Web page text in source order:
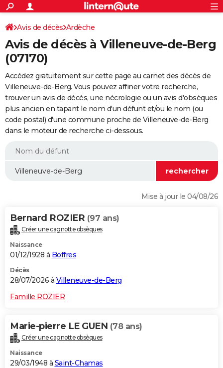
ACTUALITÉS
Politique
Société
Faits Divers
Education
Monde
Villes
+
SPORT
Coupe du monde 2026
Football
Tennis
Cyclisme
Rugby
Forum
FINANCE
Retraite
Impôts
Epargne
Immobilier
Risques naturels par ville
Banque
Assurance
Crédit
Essais
Réserver un essai
Citadines
Berlines
SUV
Forum auto
+
HIGH-TECH
Mobiles
Meilleur smartphone
Internet
Ordinateurs
Jeux vidéo
Guide high-tech
+
BRICOLAGE
Forum
Aménagement intérieur
Extérieur
Cuisine
Salle de bains
Jardinage
Rangement
WEEK-END
Guides de France
Escapades
Patrimoine
Expositions
Musées
Week-end nature
LIFESTYLE
Alimentation
Guide de la santé
Maladies
Médicaments
Sommeil
VOYAGE
Destinations
City break
Voyage nature
Voyage de noces
Forum
Climat
+PHOTO
GUIDES D'ACHAT
BONS PLANS
CARTE DE VOEUX
Dictionnaire
Biographies
Citations
Expressions
Proverbes
PROGRAMME TV
COPAINS D'AVANT
Avis de décès Ardèche
Avis de décès à Villeneuve-de-Berg
(07170)
Accédez gratuitement sur cette page au carnet des décès de
Villeneuve-de-Berg. Vous pouvez affiner votre recherche,
trouver un avis de décès, une nécrologie ou un avis d'obsèques
plus ancien en tapant le nom d'un défunt et/ou le nom (ou
code postal) d'une commune proche de Villeneuve-de-Berg
dans le moteur de recherche ci-dessous.
Mise à jour le 04/08/26
Bernard ROZIER (97 ans)
Créer une cagnotte obsèques
Naissance
01/12/1928 à Boffres
Décès
28/07/2026 à Villeneuve-de-Berg
Famille ROZIER
Marie-pierre LE GUEN (78 ans)
Créer une cagnotte obsèques
Naissance
29/03/1948 à Saint-Chamas